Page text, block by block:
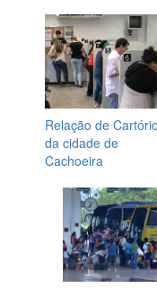
Relação de
da cidade de
Cachoeira